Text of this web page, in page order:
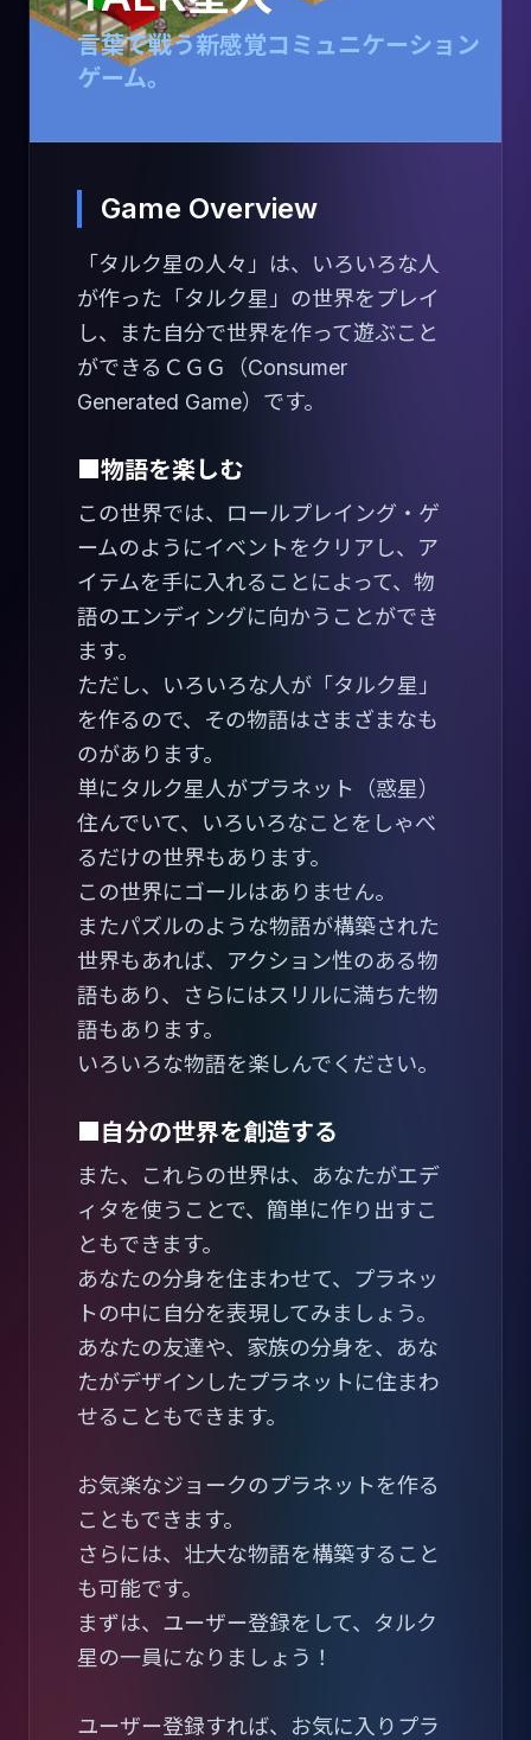
言葉で戦う新感覚コミュニケーション
ゲーム。
Game Overview
「タルク星の人々」は、いろいろな人
が作った「タルク星」の世界をプレイ
し、また自分で世界を作って遊ぶこと
ができるＣＧＧ（Consumer
Generated Game）です。
■物語を楽しむ
この世界では、ロールプレイング・ゲ
ームのようにイベントをクリアし、ア
イテムを手に入れることによって、物
語のエンディングに向かうことができ
ます。
ただし、いろいろな人が「タルク星」
を作るので、その物語はさまざまなも
のがあります。
単にタルク星人がプラネット（惑星）
住んでいて、いろいろなことをしゃべ
るだけの世界もあります。
この世界にゴールはありません。
またパズルのような物語が構築された
世界もあれば、アクション性のある物
語もあり、さらにはスリルに満ちた物
語もあります。
いろいろな物語を楽しんでください。
■自分の世界を創造する
また、これらの世界は、あなたがエデ
ィタを使うことで、簡単に作り出すこ
ともできます。
あなたの分身を住まわせて、プラネッ
トの中に自分を表現してみましょう。
あなたの友達や、家族の分身を、あな
たがデザインしたプラネットに住まわ
せることもできます。
お気楽なジョークのプラネットを作る
こともできます。
さらには、壮大な物語を構築すること
も可能です。
まずは、ユーザー登録をして、タルク
星の一員になりましょう！
ユーザー登録すれば、お気に入りプラ